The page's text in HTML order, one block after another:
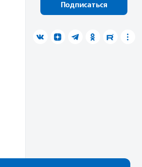
Подписаться